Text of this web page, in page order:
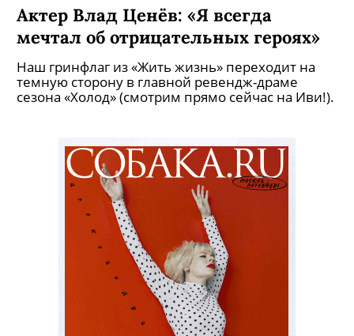
Актер Влад Ценёв: «Я всегда
мечтал об отрицательных героях»
Наш гринфлаг из «Жить жизнь» переходит на
темную сторону в главной ревендж-драме
сезона «Холод» (смотрим прямо сейчас на Иви!).